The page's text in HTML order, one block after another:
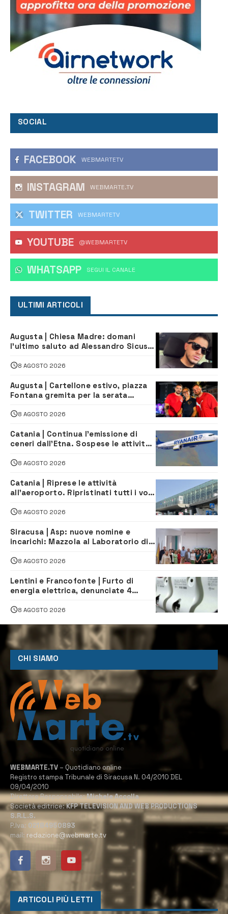
SOCIAL
FACEBOOK WEBMARTETV
INSTAGRAM WEBMARTE.TV
TWITTER WEBMARTETV
YOUTUBE @WEBMARTETV
WHATSAPP ‎SEGUI IL CANALE
ULTIMI ARTICOLI
Augusta | Chiesa Madre: domani
l’ultimo saluto ad Alessandro Sicuso,
8 AGOSTO 2026
Augusta | Cartellone estivo, piazza
Fontana gremita per la serata
8 AGOSTO 2026
Catania | Continua l’emissione di
ceneri dall’Etna. Sospese le attività
8 AGOSTO 2026
Catania | Riprese le attività
all’aeroporto. Ripristinati tutti i voli
8 AGOSTO 2026
Siracusa | Asp: nuove nomine e
incarichi: Mazzola al Laboratorio di
Servizio Legale
8 AGOSTO 2026
Lentini e Francofonte | Furto di
energia elettrica, denunciate 4
8 AGOSTO 2026
CHI SIAMO
WEBMARTE.TV – Quotidiano online
Registro stampa Tribunale di Siracusa N. 04/2010 DEL
09/04/2010
Direttore Responsabile:Michele Accolla
Società editrice:KFP TELEVISION AND WEB PRODUCTIONS
S.R.L.S.
P.Iva: 02184950893
mail: redazione@webmarte.tv
ARTICOLI PIÙ LETTI